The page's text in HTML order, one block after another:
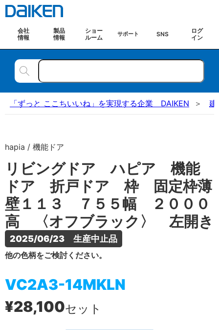
会社
情報
製品
情報
ショー
ルーム
サポート SNS
ログ
イン
「ずっと ここちいいね」を実現する企業 DAIKEN 建
hapia / 機能ドア
リビングドア ハピア 機能
ドア 折戸ドア 枠 固定枠薄
壁１１３ ７５５幅 ２０００
高 〈オフブラック〉 左開き
2025/06/23　生産中止品
他の色柄をご検討ください。
VC2A3-14MKLN
¥28,100セット